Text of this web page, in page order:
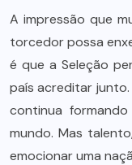
A impressão que
torcedor possa
é que a Seleção
país acreditar
continua
mundo. Mas
emocionar uma